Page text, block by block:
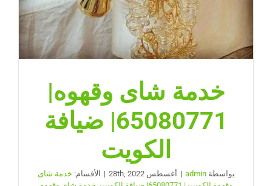
خدمة شاى وقهوه|
65080771| ضيافة
الكويت
بواسطةadmin
| أغسطس 28th, 2022 | الأقسام: خدمة شاى